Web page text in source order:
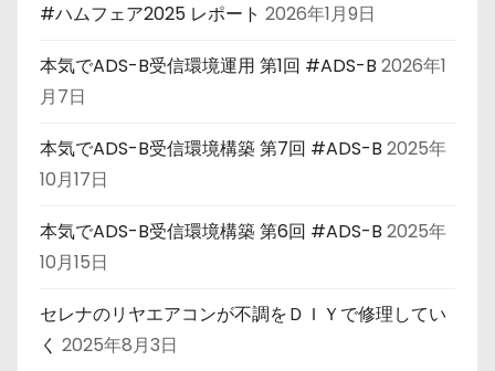
#ハムフェア2025 レポート 2026年1月9日
本気でADS-B受信環境運用 第1回 #ADS-B 2026年1
月7日
本気でADS-B受信環境構築 第7回 #ADS-B 2025年
10月17日
本気でADS-B受信環境構築 第6回 #ADS-B 2025年
10月15日
セレナのリヤエアコンが不調をＤＩＹで修理してい
く 2025年8月3日